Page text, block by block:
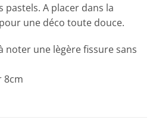
pastels. A placer dans la
une déco toute douce.
noter une lègère fissure sans
8cm